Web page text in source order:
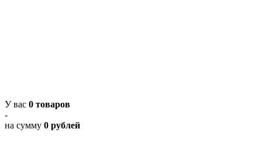
У вас 0 товаров
-
на сумму 0 рублей